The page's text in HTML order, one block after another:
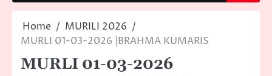
Home
MURILI 2026
MURLI 01-03-2026 |BRAHMA KUMARIS
MURLI 01-03-2026